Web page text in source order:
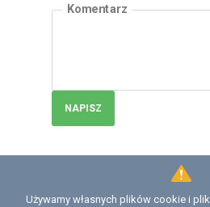
Komentarz
NAPISZ
Używamy własnych plików cookie i
Licencja